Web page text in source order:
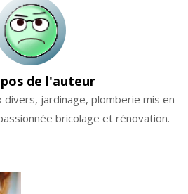
de l'auteur
divers, jardinage, plomberie mis en
bricolage et rénovation.